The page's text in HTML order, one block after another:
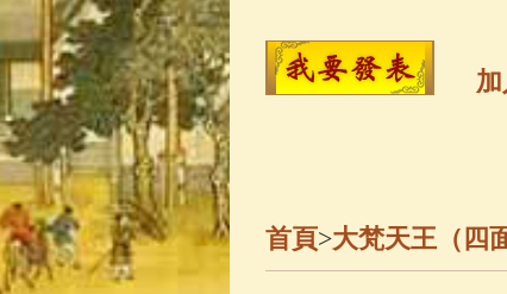
金山活佛
善財童子五
首頁>大梵天王（四